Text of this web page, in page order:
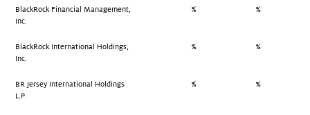
BlackRock Financial Management,
Inc.
% %
BlackRock International Holdings,
Inc.
% %
BR Jersey International Holdings
L.P.
% %